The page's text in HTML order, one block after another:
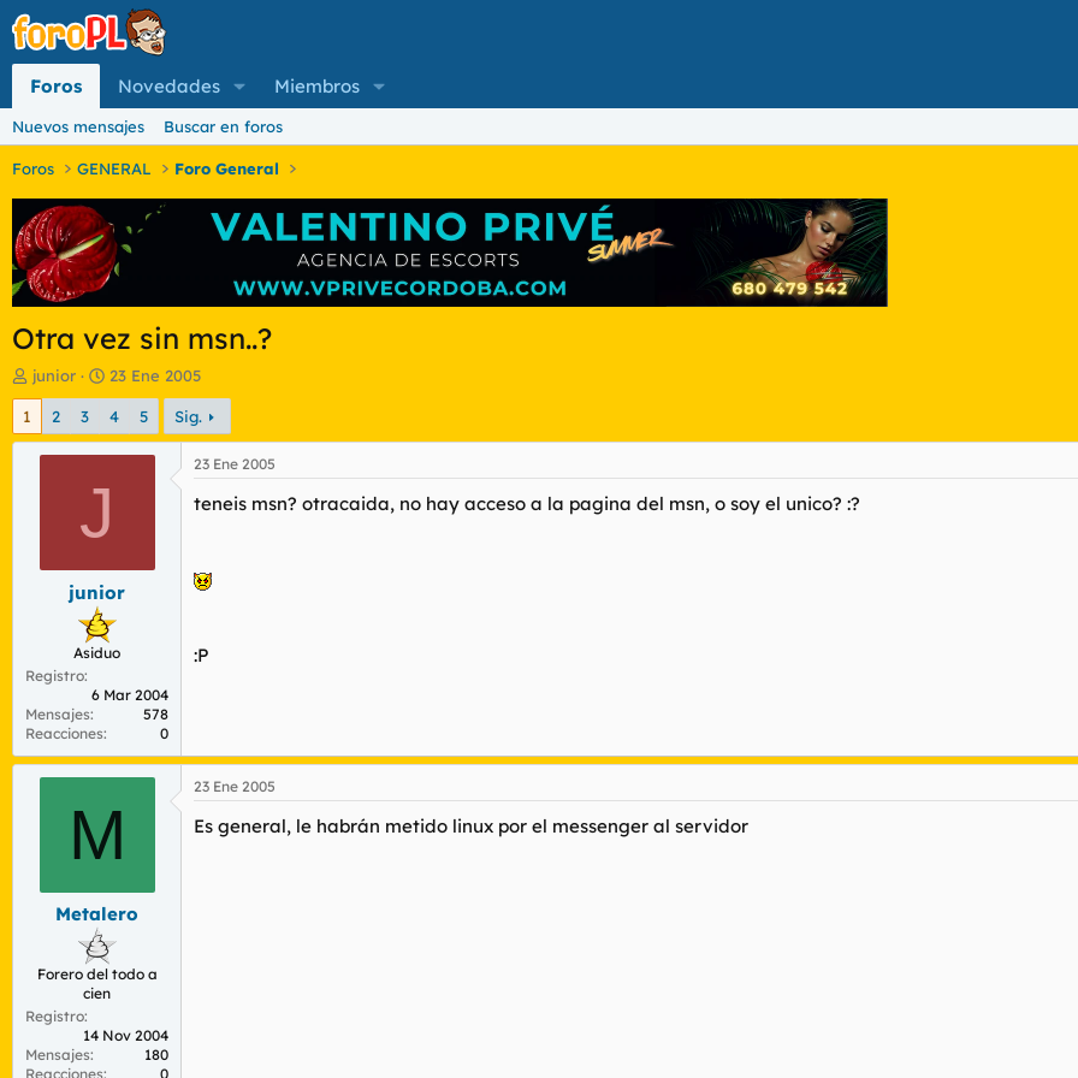
Foros Novedades Miembros
Nuevos mensajes Buscar en foros
Foros GENERAL Foro General
Otra vez sin msn..?
I
n
c
d
m
junior
F
e
c
h
a
i
i
c
o
23 Ene 2005
1 2 3 4 5 Sig.
J
junior
Asiduo
Registro
6 Mar 2004
Mensajes
578
Reacciones
0
23 Ene 2005
teneis msn? otracaida, no hay acceso a la pagina del msn, o soy el unico? :?
:P
M
Metalero
Forero del todo a
cien
Registro
14 Nov 2004
Mensajes
180
Reacciones
0
23 Ene 2005
Es general, le habrán metido linux por el messenger al servidor